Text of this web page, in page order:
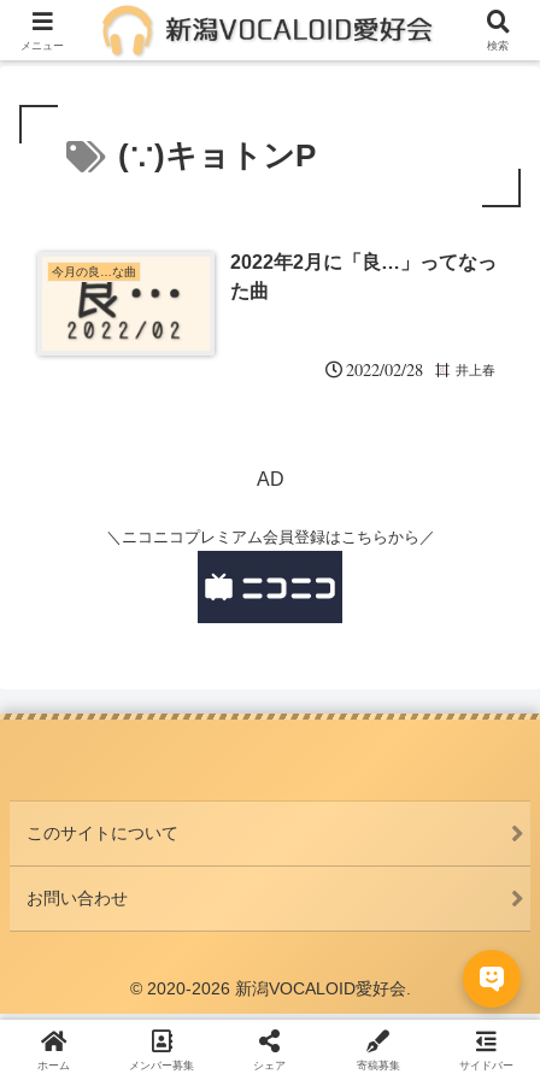
メンバー募集中！一緒に活動しませんか？
(∵)キョトンP
今月の良…な曲
2022年2月に「良…」ってなっ
た曲
2022/02/28 井上春
AD
＼ニコニコプレミアム会員登録はこちらから／
このサイトについて
お問い合わせ
© 2020-2026 新潟VOCALOID愛好会.
メニュー 検索
ホーム メンバー募集 シェア 寄稿募集 サイドバー